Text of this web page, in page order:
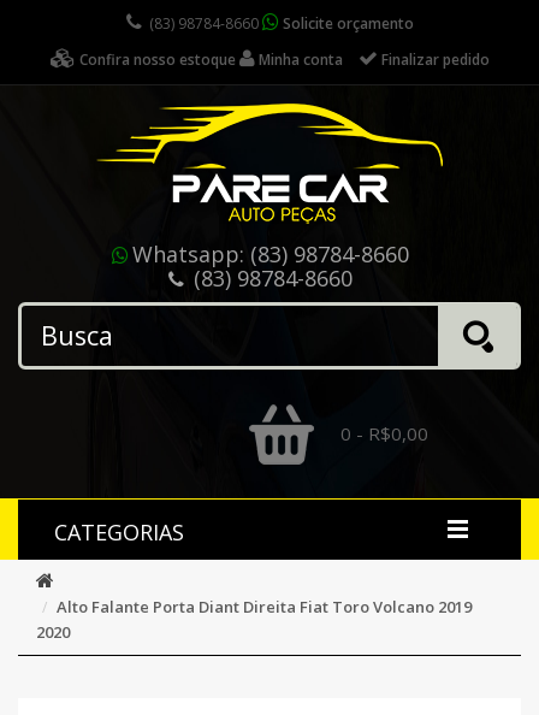
(83) 98784-8660
Solicite orçamento
Confira nosso estoque
Minha conta Finalizar pedido
Whatsapp: (83) 98784-8660
(83) 98784-8660
0 - R$0,00
CATEGORIAS
Alto Falante Porta Diant Direita Fiat Toro Volcano 2019
2020